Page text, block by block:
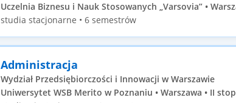
Uczelnia Biznesu i Nauk Stosowanych „Varsovia” •
studia stacjonarne • 6 semestrów
Administracja
Wydział Przedsiębiorczości i Innowacji w Warszawie
Uniwersytet WSB Merito w Poznaniu • Warszawa • II